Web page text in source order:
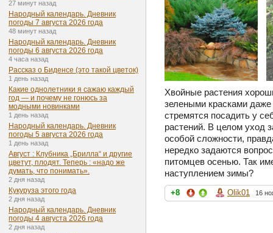
Хвойные растения
зелеными красками
стремятся посадить у
растений. В целом уход
особой сложности,
нередко задаются
питомцев осенью. Так
наступлением зимы?
+8 Olik01 16
27 минут назад
Народный календарь. Дневник
погоды 7 августа 2026 года
48 минут назад
Народный календарь. Дневник
погоды 6 августа 2026 года
4 часа назад
Рассказ о Биденсе (это такой цветок)
1 день назад
Какие однолетники я сажаю каждый
год — и почему не гонюсь за
модными новинками
1 день назад
Народный календарь. Дневник
погоды 5 августа 2026 года
1 день назад
Август : Клубника „Брилла“ и другие
цветут, плодят. Теперь : «надо же
думать, что понимать».
2 дня назад
Кукуруза этого года
2 дня назад
Народный календарь. Дневник
погоды 4 августа 2026 года
2 дня назад